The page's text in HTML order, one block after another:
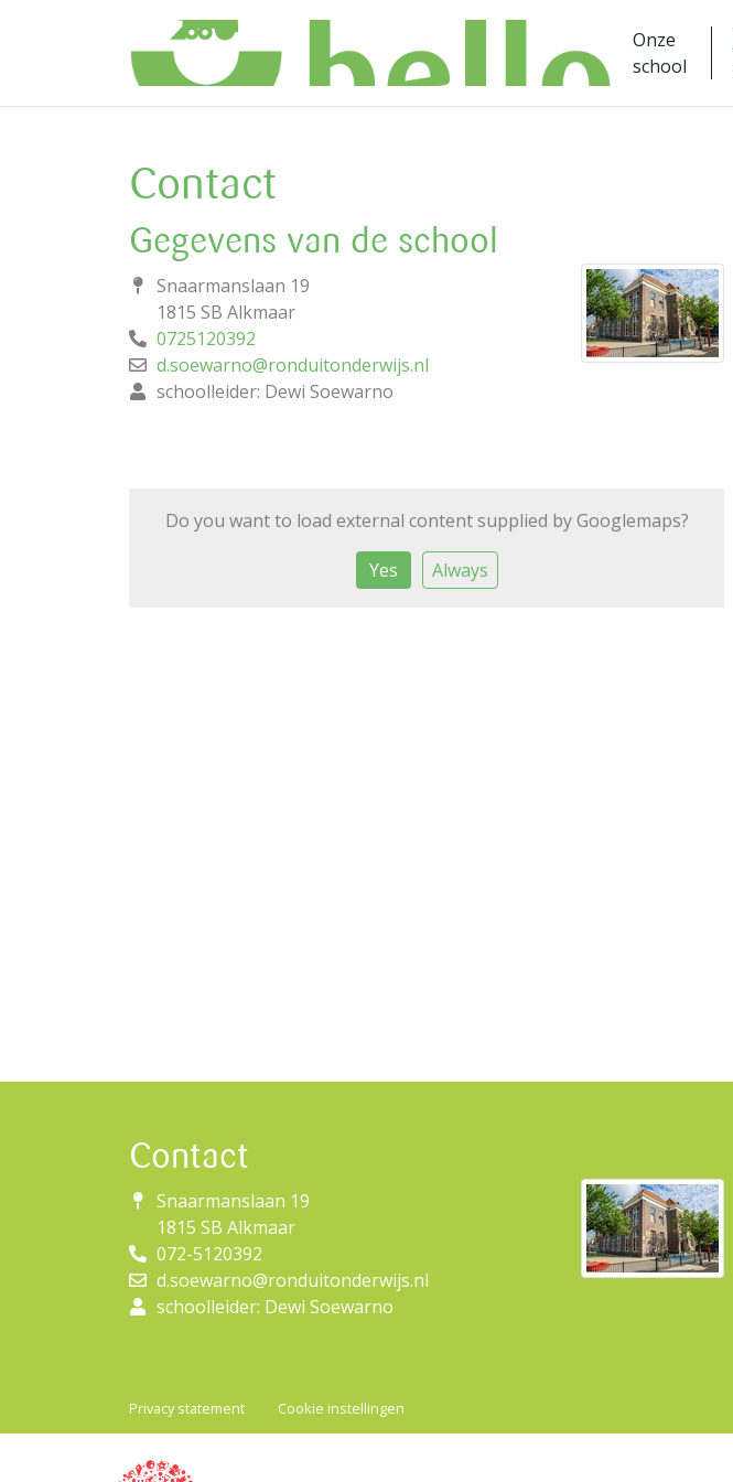
Onze
school
Contact
Gegevens van de school
Snaarmanslaan 19
1815 SB Alkmaar
0725120392
d.soewarno@ronduitonderwijs.nl
schoolleider: Dewi Soewarno
Do you want to load external content supplied byGooglemaps?
Yes Always
Contact
Snaarmanslaan 19
1815 SB Alkmaar
072-5120392
d.soewarno@ronduitonderwijs.nl
schoolleider: Dewi Soewarno
Privacy statement Cookie instellingen